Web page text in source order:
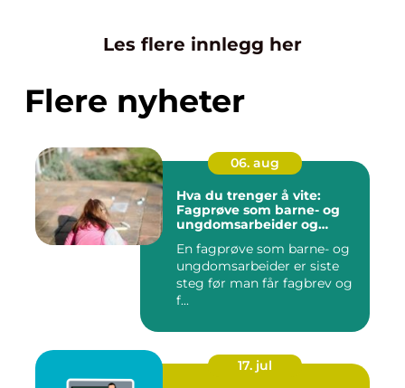
Les flere innlegg her
Flere nyheter
06. aug
Hva du trenger å vite:
Fagprøve som barne- og
ungdomsarbeider og
ungdomsarbeiderfaget vg2
En fagprøve som barne- og
ungdomsarbeider er siste
steg før man får fagbrev og
f...
17. jul